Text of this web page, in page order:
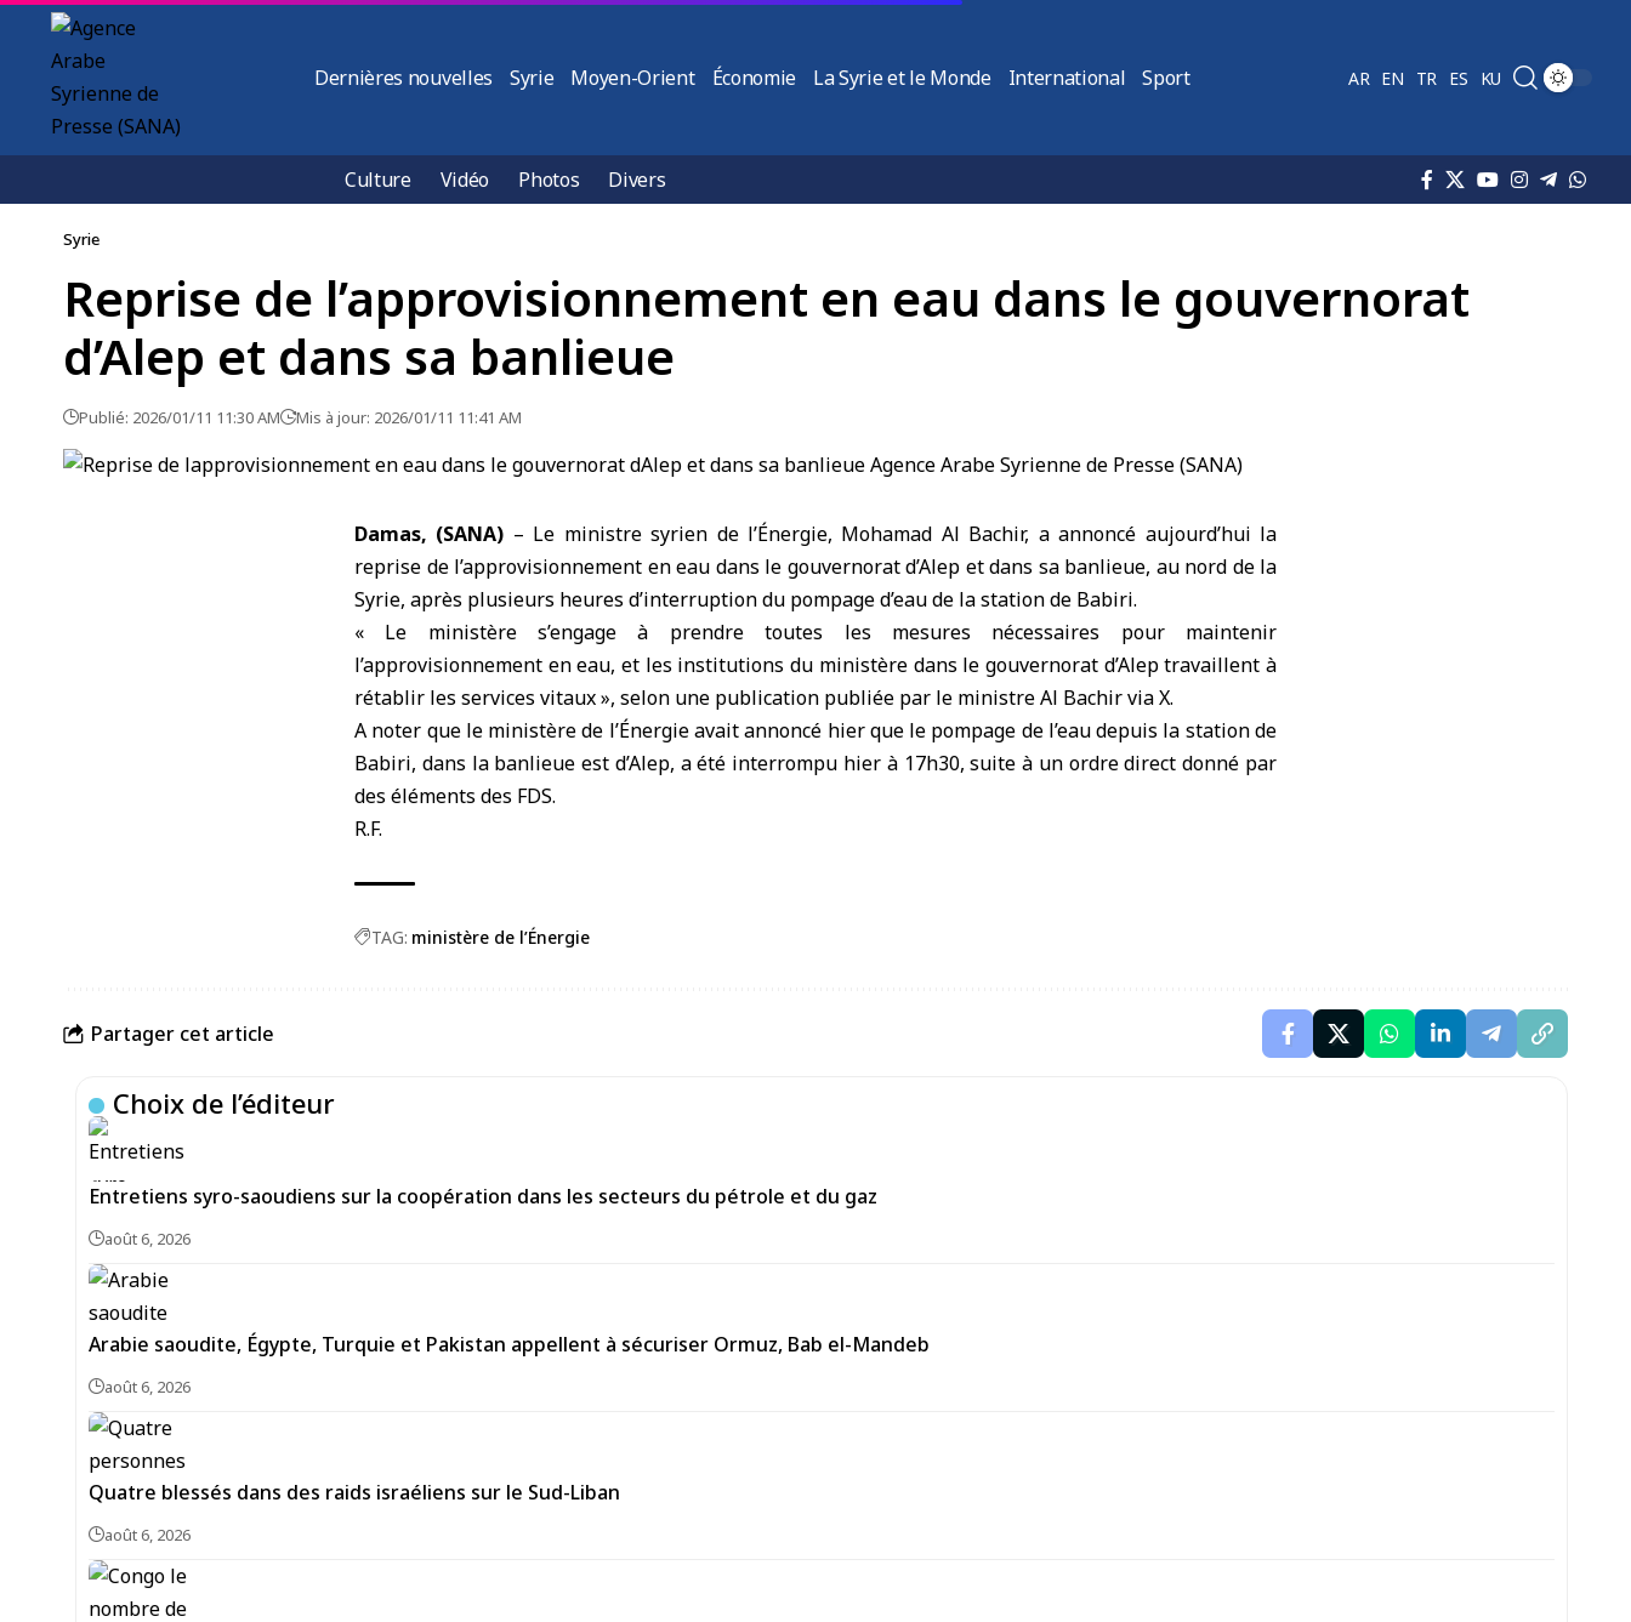
Dernières nouvelles Syrie Moyen-Orient Économie La Syrie et le Monde International Sport AR EN TR ES KU
Culture Vidéo Photos Divers
Syrie
Reprise de l’approvisionnement en eau dans le gouvernorat
d’Alep et dans sa banlieue
Publié: 2026/01/11 11:30 AM Mis à jour: 2026/01/11 11:41 AM
Damas, (SANA) – Le ministre syrien de l’Énergie, Mohamad Al Bachir, a annoncé aujourd’hui la
reprise de l’approvisionnement en eau dans le gouvernorat d’Alep et dans sa banlieue, au nord de la
Syrie, après plusieurs heures d’interruption du pompage d’eau de la station de Babiri.
« Le ministère s’engage à prendre toutes les mesures nécessaires pour maintenir
l’approvisionnement en eau, et les institutions du ministère dans le gouvernorat d’Alep travaillent à
rétablir les services vitaux », selon une publication publiée par le ministre Al Bachir via X.
A noter que le ministère de l’Énergieavait annoncé hier que le pompage de l’eau depuis la station de
Babiri, dans la banlieue est d’Alep, a été interrompu hier à 17h30, suite à un ordre direct donné par
des éléments des FDS.
R.F.
TAG: ministère de l’Énergie
Partager cet article
Choix de l’éditeur
Entretiens syro-saoudiens sur la coopération dans les secteurs du pétrole et du gaz
août 6, 2026
Arabie saoudite, Égypte, Turquie et Pakistan appellent à sécuriser Ormuz, Bab el-Mandeb
août 6, 2026
Quatre blessés dans des raids israéliens sur le Sud-Liban
août 6, 2026